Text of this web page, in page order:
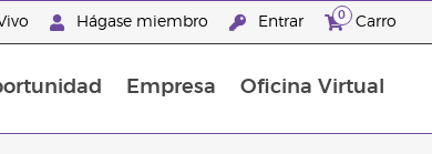
Hágase miembro Entrar 0 Carro
Empresa Oficina Virtual